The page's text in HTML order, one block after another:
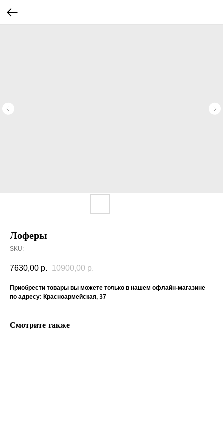
Лоферы
SKU:
7630,00 р. 10900,00 р.
Приобрести товары вы можете только в нашем офлайн-магазине
по адресу: Красноармейская, 37
Смотрите также